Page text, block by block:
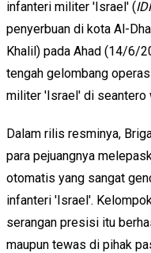
infanteri militer 'Israel' (
penyerbuan di kota Al-
Khalil) pada Ahad (14/6/
tengah gelombang
militer 'Israel' di seantero
Dalam rilis resminya,
para pejuangnya
otomatis yang sangat
infanteri 'Israel'.
serangan presisi itu
maupun tewas di pihak